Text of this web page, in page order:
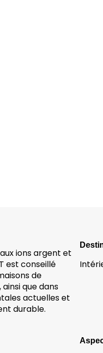
ions argent et
est conseillé
de
que dans
actuelles et
durable.